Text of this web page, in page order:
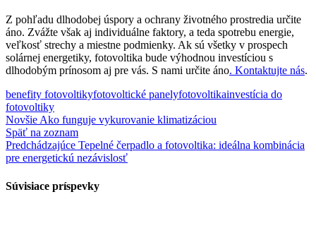
Z pohľadu dlhodobej úspory a ochrany životného prostredia určite
áno. Zvážte však aj individuálne faktory, a teda spotrebu energie,
veľkosť strechy a miestne podmienky. Ak sú všetky v prospech
solárnej energetiky, fotovoltika bude výhodnou investíciou s
dlhodobým prínosom aj pre vás. S nami určite áno. Kontaktujte nás.
benefity fotovoltikyfotovoltické panelyfotovoltikainvestícia do
fotovoltiky
Novšie Ako funguje vykurovanie klimatizáciou
Späť na zoznam
Predchádzajúce Tepelné čerpadlo a fotovoltika: ideálna kombinácia
pre energetickú nezávislosť
Súvisiace príspevky